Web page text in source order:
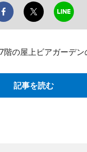
の屋上ビアガーデン
記事を読む